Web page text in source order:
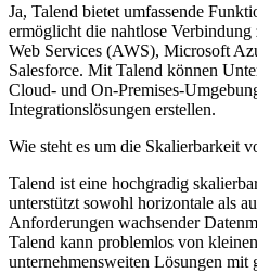
Ja, Talend bietet umfassende
ermöglicht die nahtlose
Web Services (AWS), Microsoft
Salesforce. Mit Talend können
Cloud- und On-Premises-
Integrationslösungen erstellen.
Wie steht es um die Skalierbarkeit
Talend ist eine hochgradig
unterstützt sowohl horizontale als
Anforderungen wachsender
Talend kann problemlos von
unternehmensweiten Lösungen mit